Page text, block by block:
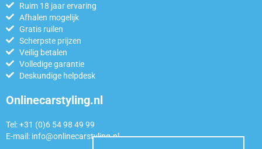
Ruim 18 jaar ervaring
Afhalen mogelijk
Gratis ruilen
Scherpste prijzen
Veilig betalen
Volledige garantie
Deskundige helpdesk
Onlinecarstyling.nl
Tel: +31 (0)6 54 98 49 99
E-mail: info@onlinecarstyling.nl